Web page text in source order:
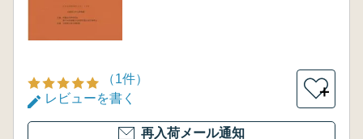
（1件）
レビューを書く
＋
再入荷メール通知